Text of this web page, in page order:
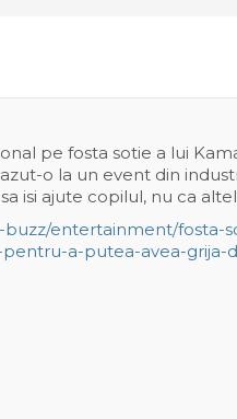
pe fosta sotie a lui
o la un event din
isi ajute copilul, nu ca
buzz/entertainment/fosta-
a-putea-avea-grija-